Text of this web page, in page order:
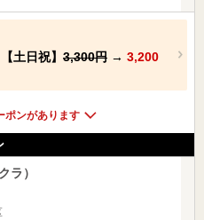
土日祝】 3,300円 → 3,200
ポンがあります
ラ）